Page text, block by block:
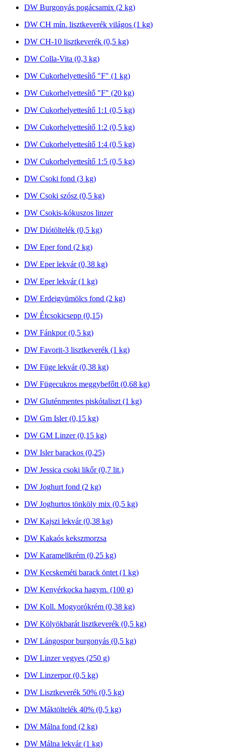
DW Burgonyás pogácsamix (2 kg)
DW CH mín. lisztkeverék világos (1 kg)
DW CH-10 lisztkeverék (0,5 kg)
DW Colla-Vita (0,3 kg)
DW Cukorhelyettesítő "F" (1 kg)
DW Cukorhelyettesítő "F" (20 kg)
DW Cukorhelyettesítő 1:1 (0,5 kg)
DW Cukorhelyettesítő 1:2 (0,5 kg)
DW Cukorhelyettesítő 1:4 (0,5 kg)
DW Cukorhelyettesítő 1:5 (0,5 kg)
DW Csoki fond (3 kg)
DW Csoki szósz (0,5 kg)
DW Csokis-kókuszos linzer
DW Diótöltelék (0,5 kg)
DW Eper fond (2 kg)
DW Eper lekvár (0,38 kg)
DW Eper lekvár (1 kg)
DW Erdeigyümölcs fond (2 kg)
DW Étcsokicsepp (0,15)
DW Fánkpor (0,5 kg)
DW Favorit-3 lisztkeverék (1 kg)
DW Füge lekvár (0,38 kg)
DW Fügecukros meggybefőtt (0,68 kg)
DW Gluténmentes piskótaliszt (1 kg)
DW Gm Isler (0,15 kg)
DW GM Linzer (0,15 kg)
DW Isler barackos (0,25)
DW Jessica csoki likőr (0,7 lit.)
DW Joghurt fond (2 kg)
DW Joghurtos tönköly mix (0,5 kg)
DW Kajszi lekvár (0,38 kg)
DW Kakaós kekszmorzsa
DW Karamellkrém (0,25 kg)
DW Kecskeméti barack öntet (1 kg)
DW Kenyérkocka hagym. (100 g)
DW Koll. Mogyorókrém (0,38 kg)
DW Kölyökbarát lisztkeverék (0,5 kg)
DW Lángospor burgonyás (0,5 kg)
DW Linzer vegyes (250 g)
DW Linzerpor (0,5 kg)
DW Lisztkeverék 50% (0,5 kg)
DW Máktöltelék 40% (0,5 kg)
DW Málna fond (2 kg)
DW Málna lekvár (1 kg)